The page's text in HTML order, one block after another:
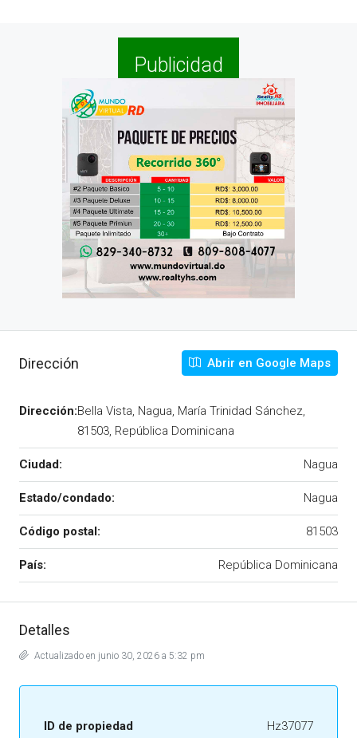
Publicidad
Dirección Abrir en Google Maps
Dirección:Bella Vista, Nagua, María Trinidad Sánchez,
81503, República Dominicana
Ciudad: Nagua
Estado/condado: Nagua
Código postal: 81503
País: República Dominicana
Detalles
Actualizado en junio 30, 2026 a 5:32 pm
ID de propiedad Hz37077